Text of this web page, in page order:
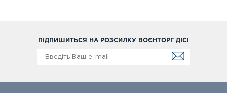
ПІДПИШИТЬСЯ НА РОЗСИЛКУ ВОЄНТОРГ ДІСІ